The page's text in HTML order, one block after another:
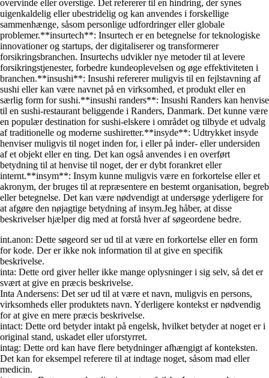
overvinde eller overstige. Det refererer til en hindring, der synes
uigenkaldelig eller ubestridelig og kan anvendes i forskellige
sammenhænge, såsom personlige udfordringer eller globale
problemer.**insurtech**: Insurtech er en betegnelse for teknologiske
innovationer og startups, der digitaliserer og transformerer
forsikringsbranchen. Insurtechs udvikler nye metoder til at levere
forsikringstjenester, forbedre kundeoplevelsen og øge effektiviteten i
branchen.**insushi**: Insushi refererer muligvis til en fejlstavning af
sushi eller kan være navnet på en virksomhed, et produkt eller en
særlig form for sushi.**insushi randers**: Insushi Randers kan henvise
til en sushi-restaurant beliggende i Randers, Danmark. Det kunne være
en populær destination for sushi-elskere i området og tilbyde et udvalg
af traditionelle og moderne sushiretter.**insyde**: Udtrykket insyde
henviser muligvis til noget inden for, i eller på inder- eller undersiden
af et objekt eller en ting. Det kan også anvendes i en overført
betydning til at henvise til noget, der er dybt forankret eller
internt.**insym**: Insym kunne muligvis være en forkortelse eller et
akronym, der bruges til at repræsentere en bestemt organisation, begreb
eller betegnelse. Det kan være nødvendigt at undersøge yderligere for
at afgøre den nøjagtige betydning af insym.Jeg håber, at disse
beskrivelser hjælper dig med at forstå hver af søgeordene bedre.
int.anon: Dette søgeord ser ud til at være en forkortelse eller en form
for kode. Der er ikke nok information til at give en specifik
beskrivelse.
inta: Dette ord giver heller ikke mange oplysninger i sig selv, så det er
svært at give en præcis beskrivelse.
Inta Andersens: Det ser ud til at være et navn, muligvis en persons,
virksomheds eller produktets navn. Yderligere kontekst er nødvendig
for at give en mere præcis beskrivelse.
intact: Dette ord betyder intakt på engelsk, hvilket betyder at noget er i
original stand, uskadet eller uforstyrret.
intag: Dette ord kan have flere betydninger afhængigt af konteksten.
Det kan for eksempel referere til at indtage noget, såsom mad eller
medicin.